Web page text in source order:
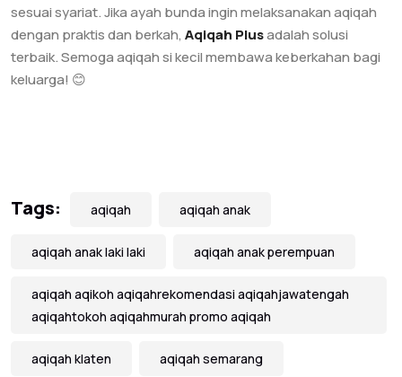
sesuai syariat. Jika ayah bunda ingin melaksanakan aqiqah
dengan praktis dan berkah, Aqiqah Plusadalah solusi
terbaik. Semoga aqiqah si kecil membawa keberkahan bagi
keluarga! 😊
Tags: aqiqah aqiqah anak
aqiqah anak laki laki aqiqah anak perempuan
aqiqah aqikoh aqiqahrekomendasi aqiqahjawatengah
aqiqahtokoh aqiqahmurah promo aqiqah
aqiqah klaten aqiqah semarang